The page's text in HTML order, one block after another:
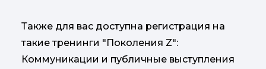
Также для вас доступна регистрация на
такие тренинги "Поколения Z":
Коммуникации и публичные выступления